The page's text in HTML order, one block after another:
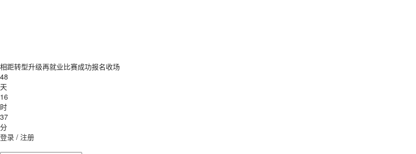
相距转型升级再就业比赛成功报名收场
48
天
16
时
37
分
登录 / 注册